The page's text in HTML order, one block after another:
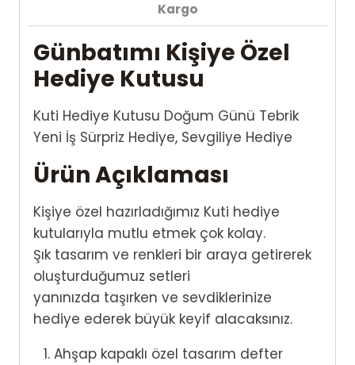
Kargo
Günbatımı Kişiye Özel
Hediye Kutusu
Kuti Hediye Kutusu Doğum Günü Tebrik
Yeni İş Sürpriz Hediye, Sevgiliye Hediye
Ürün Açıklaması
Kişiye özel hazırladığımız Kuti hediye
kutularıyla mutlu etmek çok kolay.
Şık tasarım ve renkleri bir araya getirerek
oluşturduğumuz setleri
yanınızda taşırken ve sevdiklerinize
hediye ederek büyük keyif alacaksınız.
Ahşap kapaklı özel tasarım defter